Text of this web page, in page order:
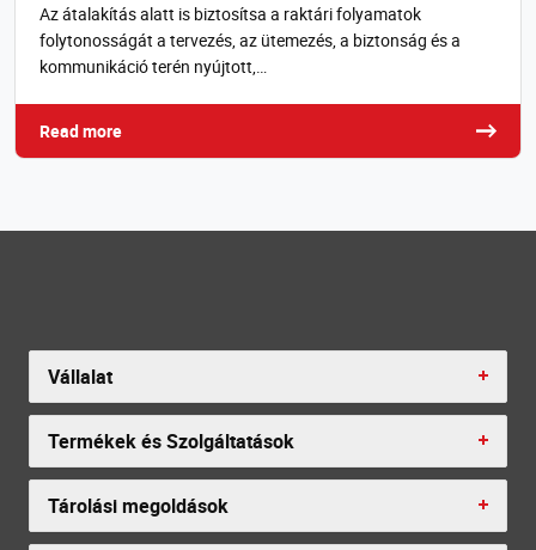
Az átalakítás alatt is biztosítsa a raktári folyamatok
folytonosságát a tervezés, az ütemezés, a biztonság és a
kommunikáció terén nyújtott,…
Read more
Vállalat
Termékek és Szolgáltatások
Tárolási megoldások